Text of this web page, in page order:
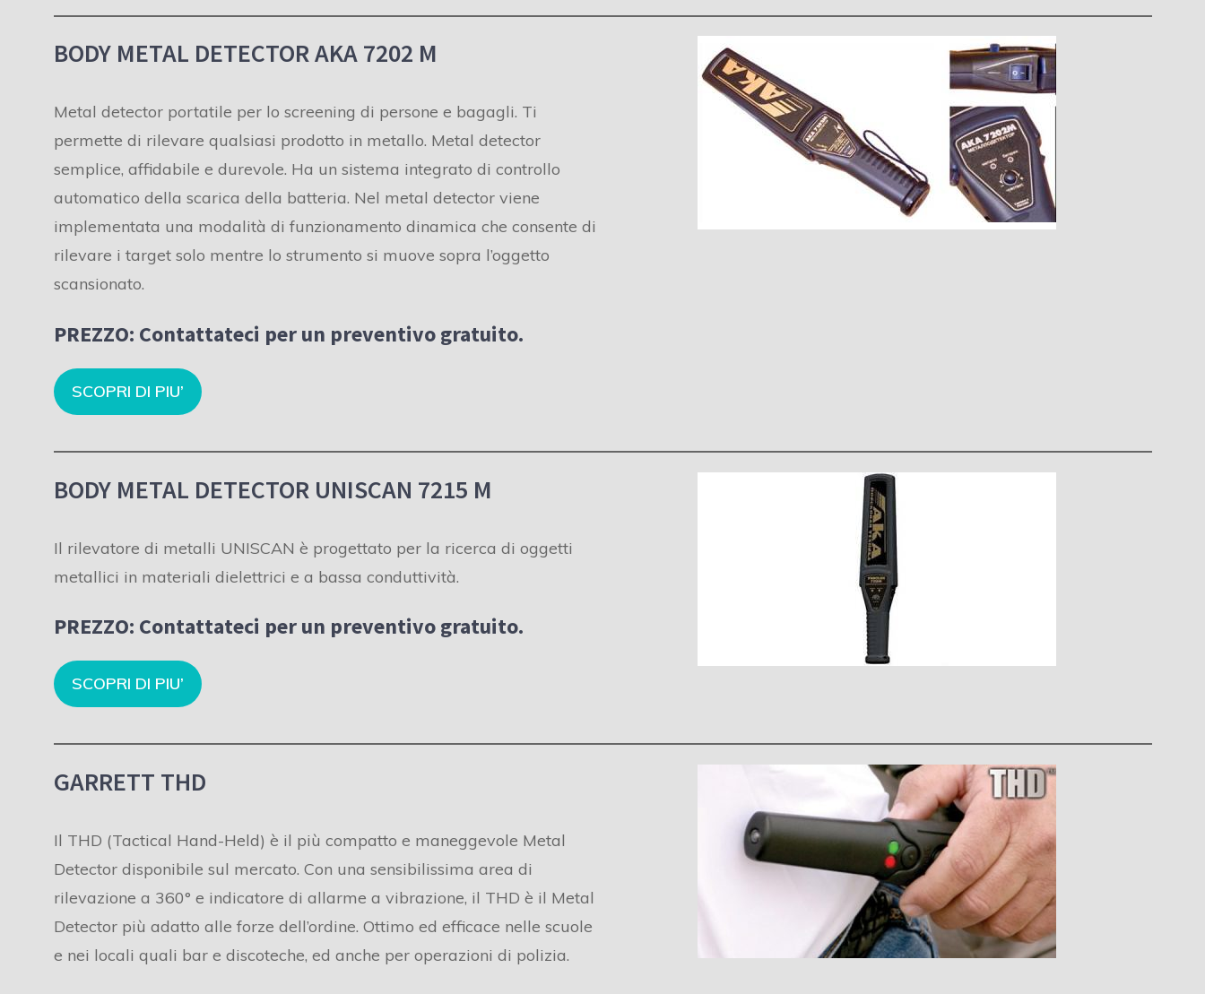
BODY METAL DETECTOR AKA 7202 M
Metal detector portatile per lo screening di persone e bagagli. Ti
permette di rilevare qualsiasi prodotto in metallo. Metal detector
semplice, affidabile e durevole. Ha un sistema integrato di controllo
automatico della scarica della batteria. Nel metal detector viene
implementata una modalità di funzionamento dinamica che consente di
rilevare i target solo mentre lo strumento si muove sopra l’oggetto
scansionato.
PREZZO: Contattateci per un preventivo gratuito.
SCOPRI DI PIU’
BODY METAL DETECTOR UNISCAN 7215 M
Il rilevatore di metalli UNISCAN è progettato per la ricerca di oggetti
metallici in materiali dielettrici e a bassa conduttività.
PREZZO: Contattateci per un preventivo gratuito.
SCOPRI DI PIU’
GARRETT THD
Il THD (Tactical Hand-Held) è il più compatto e maneggevole Metal
Detector disponibile sul mercato. Con una sensibilissima area di
rilevazione a 360° e indicatore di allarme a vibrazione, il THD è il Metal
Detector più adatto alle forze dell’ordine. Ottimo ed efficace nelle scuole
e nei locali quali bar e discoteche, ed anche per operazioni di polizia.